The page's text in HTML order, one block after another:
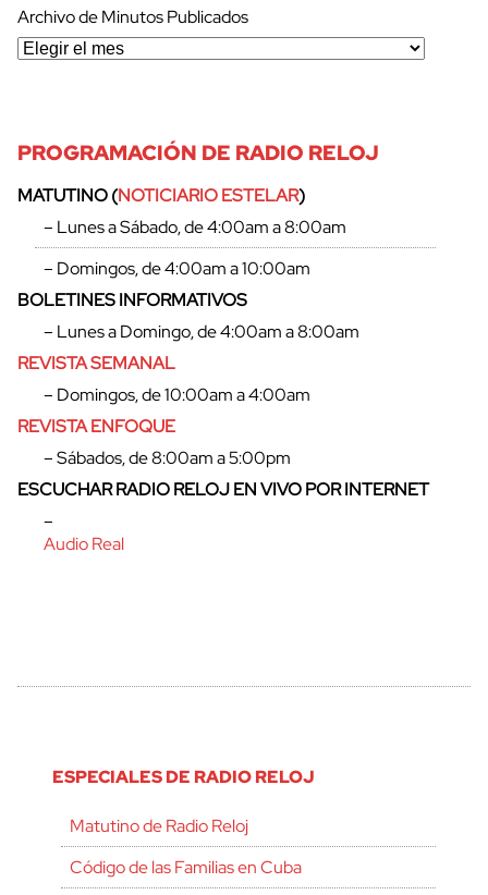
cerrar
Archivo de Minutos Publicados
PROGRAMACIÓN DE RADIO RELOJ
MATUTINO (NOTICIARIO ESTELAR)
– Lunes a Sábado, de 4:00am a 8:00am
– Domingos, de 4:00am a 10:00am
BOLETINES INFORMATIVOS
– Lunes a Domingo, de 4:00am a 8:00am
REVISTA SEMANAL
– Domingos, de 10:00am a 4:00am
REVISTA ENFOQUE
– Sábados, de 8:00am a 5:00pm
ESCUCHAR RADIO RELOJ EN VIVO POR INTERNET
–
Audio Real
ESPECIALES DE RADIO RELOJ
Matutino de Radio Reloj
Código de las Familias en Cuba